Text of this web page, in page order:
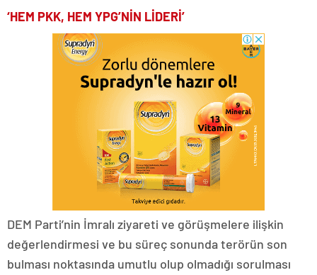
‘HEM PKK, HEM YPG’NİN LİDERİ’
DEM Parti’nin İmralı ziyareti ve görüşmelere ilişkin
değerlendirmesi ve bu süreç sonunda terörün son
bulması noktasında umutlu olup olmadığı sorulması